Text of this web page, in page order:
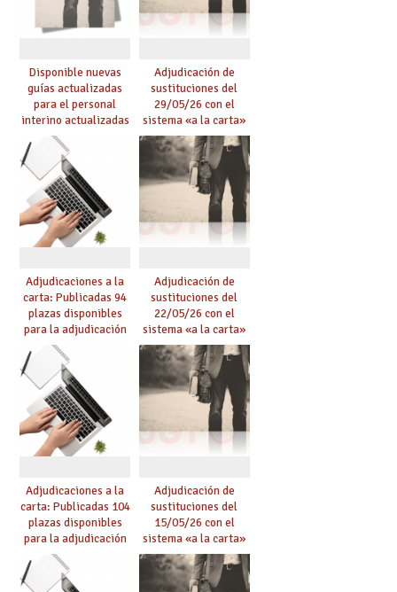
Disponible nuevas
guías actualizadas
para el personal
interino actualizadas
para el curso 26/27
Adjudicación de
sustituciones del
29/05/26 con el
sistema «a la carta»
conseguido con el
Acuerdo de Mejoras
Adjudicaciones a la
carta: Publicadas 94
plazas disponibles
para la adjudicación
de mañana y abierto
plazo de solicitudes
Adjudicación de
sustituciones del
22/05/26 con el
sistema «a la carta»
conseguido con el
Acuerdo de Mejoras
Adjudicaciones a la
carta: Publicadas 104
plazas disponibles
para la adjudicación
de mañana y abierto
plazo de solicitudes
Adjudicación de
sustituciones del
15/05/26 con el
sistema «a la carta»
conseguido con el
Acuerdo de Mejoras